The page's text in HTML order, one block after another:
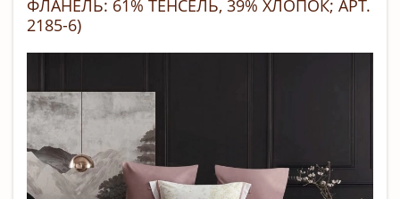
ФЛАНЕЛЬ: 61% ТЕНСЕЛЬ, 39% ХЛОПОК; АРТ.
2185-6)